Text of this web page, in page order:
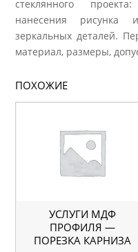
стеклянного
нанесения рисунка
зеркальных деталей.
материал, размеры,
ПОХОЖИЕ
УСЛУГИ МДФ
ПРОФИЛЯ —
ПОРЕЗКА КАРНИЗА